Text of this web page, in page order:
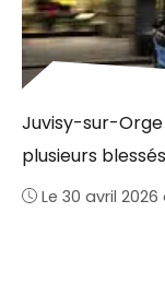
Juvisy-sur-Orge
plusieurs blessés
Le 30 avril 2026